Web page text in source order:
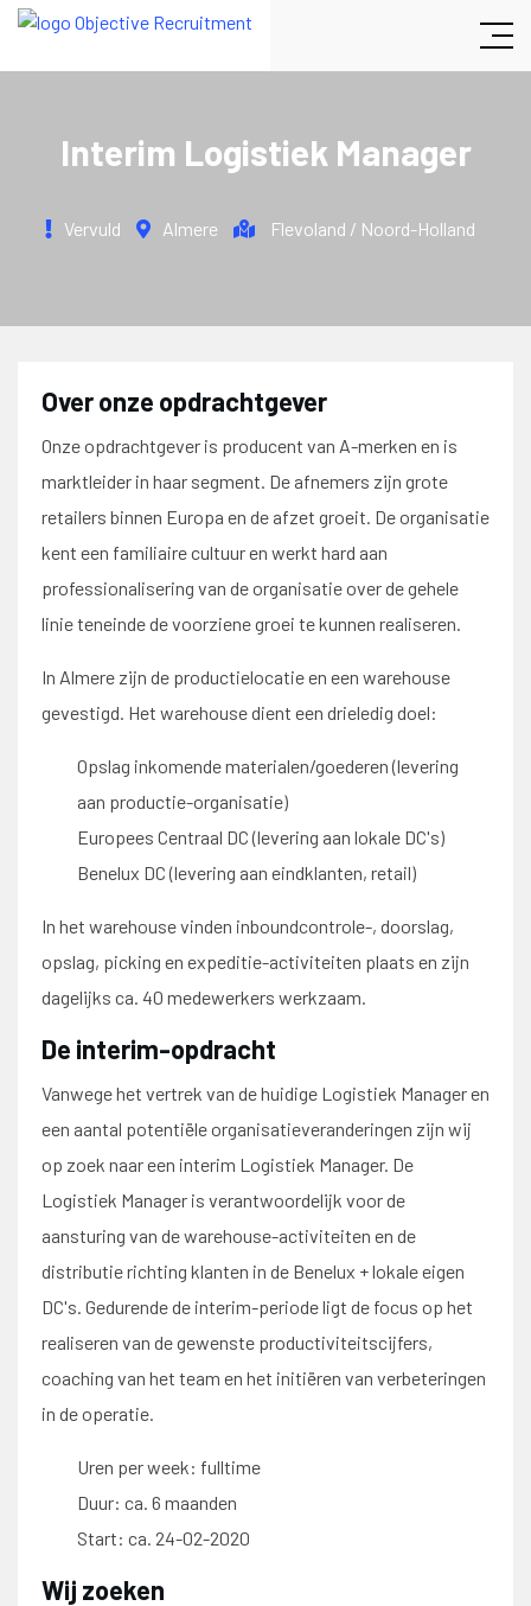
Interim Logistiek Manager
Vervuld Almere Flevoland Noord-Holland
Over onze opdrachtgever
Onze opdrachtgever is producent van A-merken en is
marktleider in haar segment. De afnemers zijn grote
retailers binnen Europa en de afzet groeit. De organisatie
kent een familiaire cultuur en werkt hard aan
professionalisering van de organisatie over de gehele
linie teneinde de voorziene groei te kunnen realiseren.
In Almere zijn de productielocatie en een warehouse
gevestigd. Het warehouse dient een drieledig doel:
Opslag inkomende materialen/goederen (levering
aan productie-organisatie)
Europees Centraal DC (levering aan lokale DC's)
Benelux DC (levering aan eindklanten, retail)
In het warehouse vinden inboundcontrole-, doorslag,
opslag, picking en expeditie-activiteiten plaats en zijn
dagelijks ca. 40 medewerkers werkzaam.
De interim-opdracht
Vanwege het vertrek van de huidige Logistiek Manager en
een aantal potentiële organisatieveranderingen zijn wij
op zoek naar een interim Logistiek Manager. De
Logistiek Manager is verantwoordelijk voor de
aansturing van de warehouse-activiteiten en de
distributie richting klanten in de Benelux + lokale eigen
DC's. Gedurende de interim-periode ligt de focus op het
realiseren van de gewenste productiviteitscijfers,
coaching van het team en het initiëren van verbeteringen
in de operatie.
Uren per week: fulltime
Duur: ca. 6 maanden
Start: ca. 24-02-2020
Wij zoeken